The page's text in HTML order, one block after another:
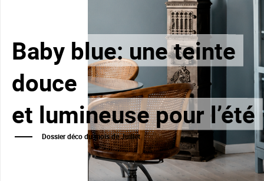
Baby blue: une teinte
douce
et lumineuse pour l’été
Dossier déco du mois de Juillet